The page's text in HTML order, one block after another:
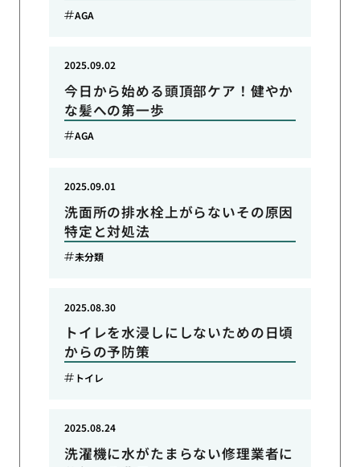
AGA
今日から始める頭頂部ケア！健やか
な髪への第一歩
2025.09.02
AGA
洗面所の排水栓上がらないその原因
特定と対処法
2025.09.01
未分類
トイレを水浸しにしないための日頃
からの予防策
2025.08.30
トイレ
洗濯機に水がたまらない修理業者に
2025.08.24